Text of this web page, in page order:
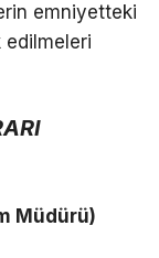
emniyetteki
edilmeleri
Müdürü)